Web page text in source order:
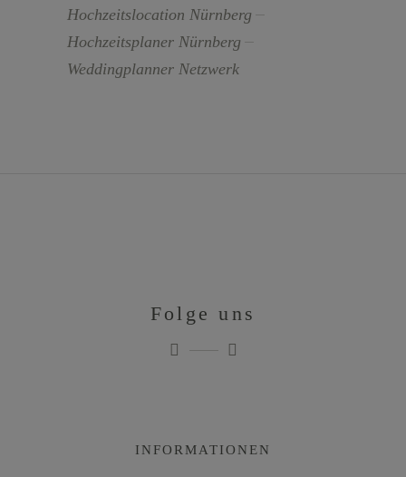
Hochzeitslocation Nürnberg
Hochzeitsplaner Nürnberg
Weddingplanner Netzwerk
Folge uns
INFORMATIONEN